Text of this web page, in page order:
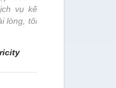
vụ kế
lòng, tôi